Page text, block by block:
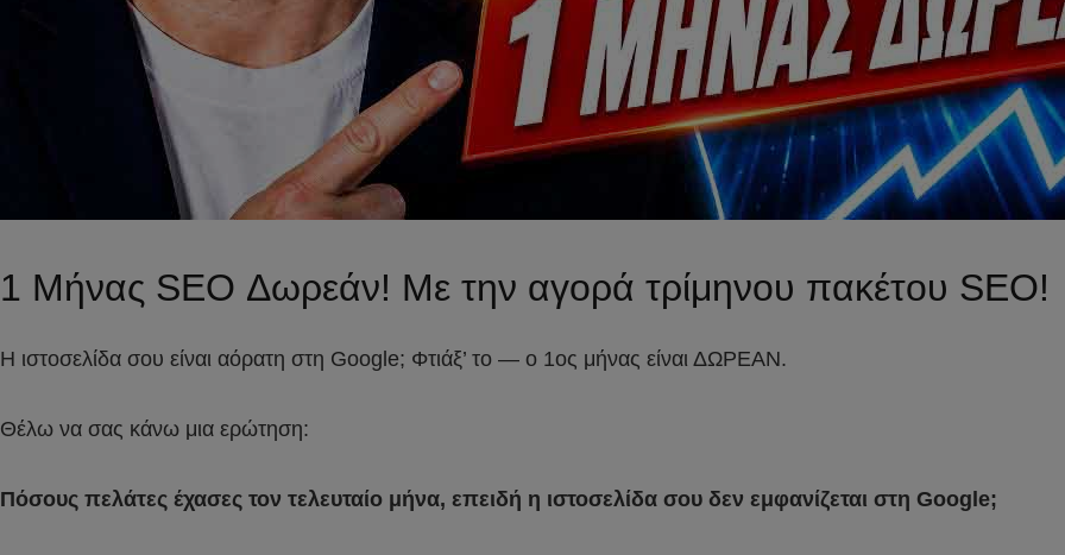
1 Μήνας SEO Δωρεάν! Με την αγορά τρίμηνου πακέτου SEO!
Η ιστοσελίδα σου είναι αόρατη στη Google; Φτιάξ’ το — ο 1ος μήνας είναι ΔΩΡΕΑΝ.
Θέλω να σας κάνω μια ερώτηση:
Πόσους πελάτες έχασες τον τελευταίο μήνα, επειδή η ιστοσελίδα σου δεν εμφανίζεται στη Google;